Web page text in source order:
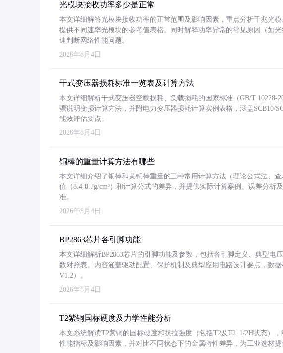
光模块接收功率多少是正常
本文详细解答光模块接收功率的正常范围及影响因素，重点分析千兆光
提供不同速率光模块的参考值表格。同时解释功率异常的常见原因（如
速判断网络性能问题。
2026年8月4日
干式变压器损耗标准一览表及计算方法
本文详细解析干式变压器空载损耗、负载损耗的国家标准（GB/T 10228-
骤说明变损计算方法，并附电力变压器损耗计算实例表格，涵盖SCB10/
能效评估要点。
2026年8月4日
铜棒的重量计算方法有哪些
本文详细介绍了铜棒和黄铜棒重量的三种常用计算方法（理论公式法、
值（8.4-8.7g/cm³）和计算公式的差异，并提供实际计算案例、误差分析
准。
2026年8月4日
BP2863芯片各引脚功能
本文详细解析BP2863芯片的引脚功能及参数，包括各引脚定义、典型电
数对照表。内容涵盖驱动配置、保护机制及典型应用电路设计要点，数
V1.2）。
2026年8月4日
T2紫铜国标硬度及力学性能分析
本文系统解读T2紫铜的国标硬度和抗拉强度（包括T2及T2_1/2H状态）
性能指标及影响因素，并对比不同状态下的金属特性差异，为工业选材提